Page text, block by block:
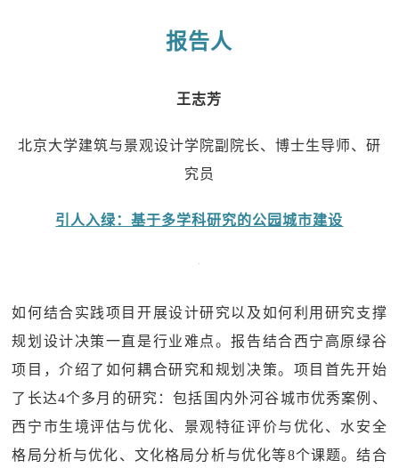
报告人
王志芳
北京大学建筑与景观设计学院副院长、博士生导师、研
究员
引人入绿：基于多学科研究的公园城市建设
如何结合实践项目开展设计研究以及如何利用研究支撑
规划设计决策一直是行业难点。报告结合西宁高原绿谷
项目，介绍了如何耦合研究和规划决策。项目首先开始
了长达4个多月的研究：包括国内外河谷城市优秀案例、
西宁市生境评估与优化、景观特征评价与优化、水安全
格局分析与优化、文化格局分析与优化等8个课题。结合